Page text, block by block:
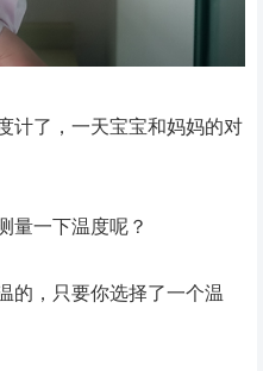
计了，一天宝宝和妈妈的对
量一下温度呢？
的，只要你选择了一个温